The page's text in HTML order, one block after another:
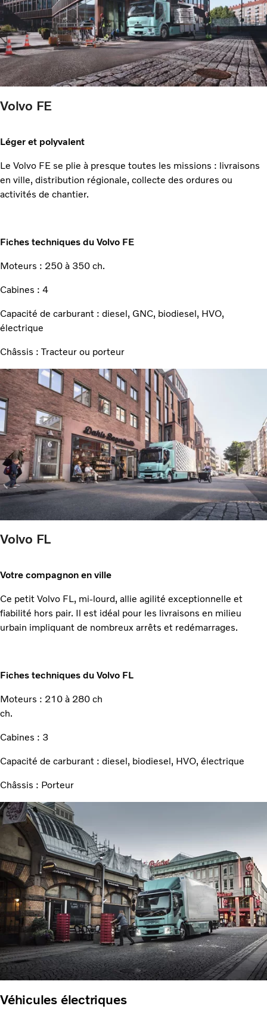
Volvo FE
Léger et polyvalent
Le Volvo FE se plie à presque toutes les missions : livraisons
en ville, distribution régionale, collecte des ordures ou
activités de chantier.
Fiches techniques du Volvo FE
Moteurs : 250 à 350 ch.
Cabines : 4
Capacité de carburant : diesel, GNC, biodiesel, HVO,
électrique
Châssis : Tracteur ou porteur
Volvo FL
Votre compagnon en ville
Ce petit Volvo FL, mi-lourd, allie agilité exceptionnelle et
fiabilité hors pair. Il est idéal pour les livraisons en milieu
urbain impliquant de nombreux arrêts et redémarrages.
Fiches techniques du Volvo FL
Moteurs : 210 à 280 ch
ch.
Cabines : 3
Capacité de carburant : diesel, biodiesel, HVO, électrique
Châssis : Porteur
Véhicules électriques